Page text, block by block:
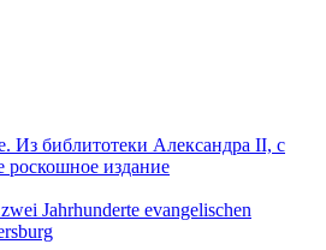
Из библитотеки Александра II, с
роскошное издание